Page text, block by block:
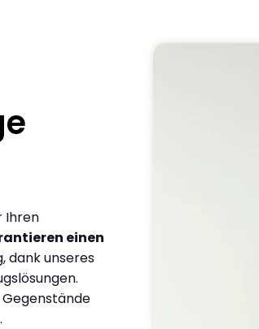
Ihren
einen
dank unseres
Gegenstände